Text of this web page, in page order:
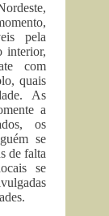
pela
interior,
com
quais
As
a
os
se
de falta
se